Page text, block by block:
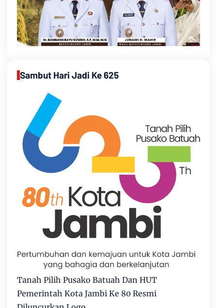
Sambut Hari Jadi Ke 625
Tanah Pilih Pusako Batuah Dan HUT
Pemerintah Kota Jambi Ke 80 Resmi